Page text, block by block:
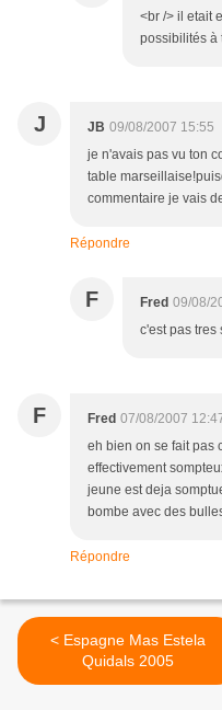
<br /> il etait
possibilités à
J JB 09/08/2007 15:55
je n'avais pas vu ton
table
commentaire je vais
Répondre
F Fred 09/08/
c'est pas tres
F Fred 07/08/2007
eh bien on se fait pas
effectivement
jeune est deja
bombe avec des
Répondre
< Espagne Mas Estela
Quidals 2005